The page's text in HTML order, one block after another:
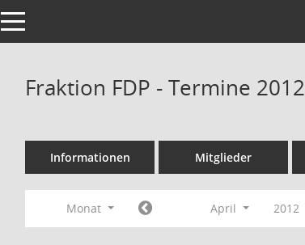
Toggle navigation
Fraktion FDP - Termine 2012
Informationen Mitglieder
Monat April 2012